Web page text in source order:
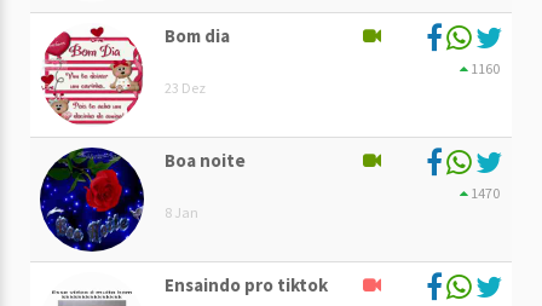
Bom dia
23 Dez
1160
Boa noite
8 Jan
1470
Ensaindo pro tiktok